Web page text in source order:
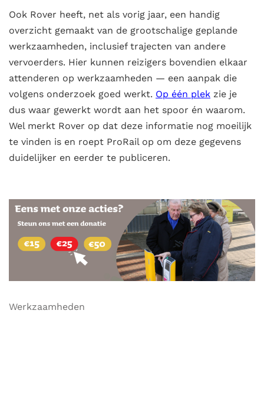
Ook Rover heeft, net als vorig jaar, een handig
overzicht gemaakt van de grootschalige geplande
werkzaamheden, inclusief trajecten van andere
vervoerders. Hier kunnen reizigers bovendien elkaar
attenderen op werkzaamheden — een aanpak die
volgens onderzoek goed werkt. Op één plek zie je
dus waar gewerkt wordt aan het spoor én waarom.
Wel merkt Rover op dat deze informatie nog moeilijk
te vinden is en roept ProRail op om deze gegevens
duidelijker en eerder te publiceren.
Werkzaamheden